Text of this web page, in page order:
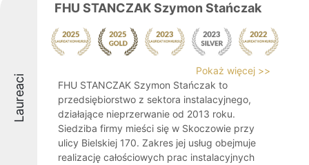
Laureaci
FHU STANCZAK Szymon Stańczak
Pokaż więcej >>
FHU STANCZAK Szymon Stańczak to
przedsiębiorstwo z sektora instalacyjnego,
działające nieprzerwanie od 2013 roku.
Siedziba firmy mieści się w Skoczowie przy
ulicy Bielskiej 170. Zakres jej usług obejmuje
realizację całościowych prac instalacyjnych